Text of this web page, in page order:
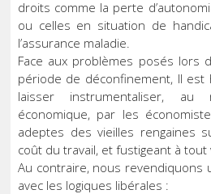
droits comme la perte
ou celles en situation de
l’assurance maladie.
Face aux problèmes posés lors
période de déconfinement, Il
laisser instrumentaliser,
économique, par les
adeptes des vieilles rengaines
coût du travail, et fustigeant à tout
Au contraire, nous revendiquons
avec les logiques libérales :